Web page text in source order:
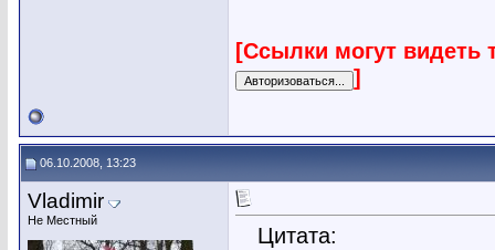
[Ссылки могут видеть
]
06.10.2008, 13:23
Vladimir
Не Местный
Цитата: